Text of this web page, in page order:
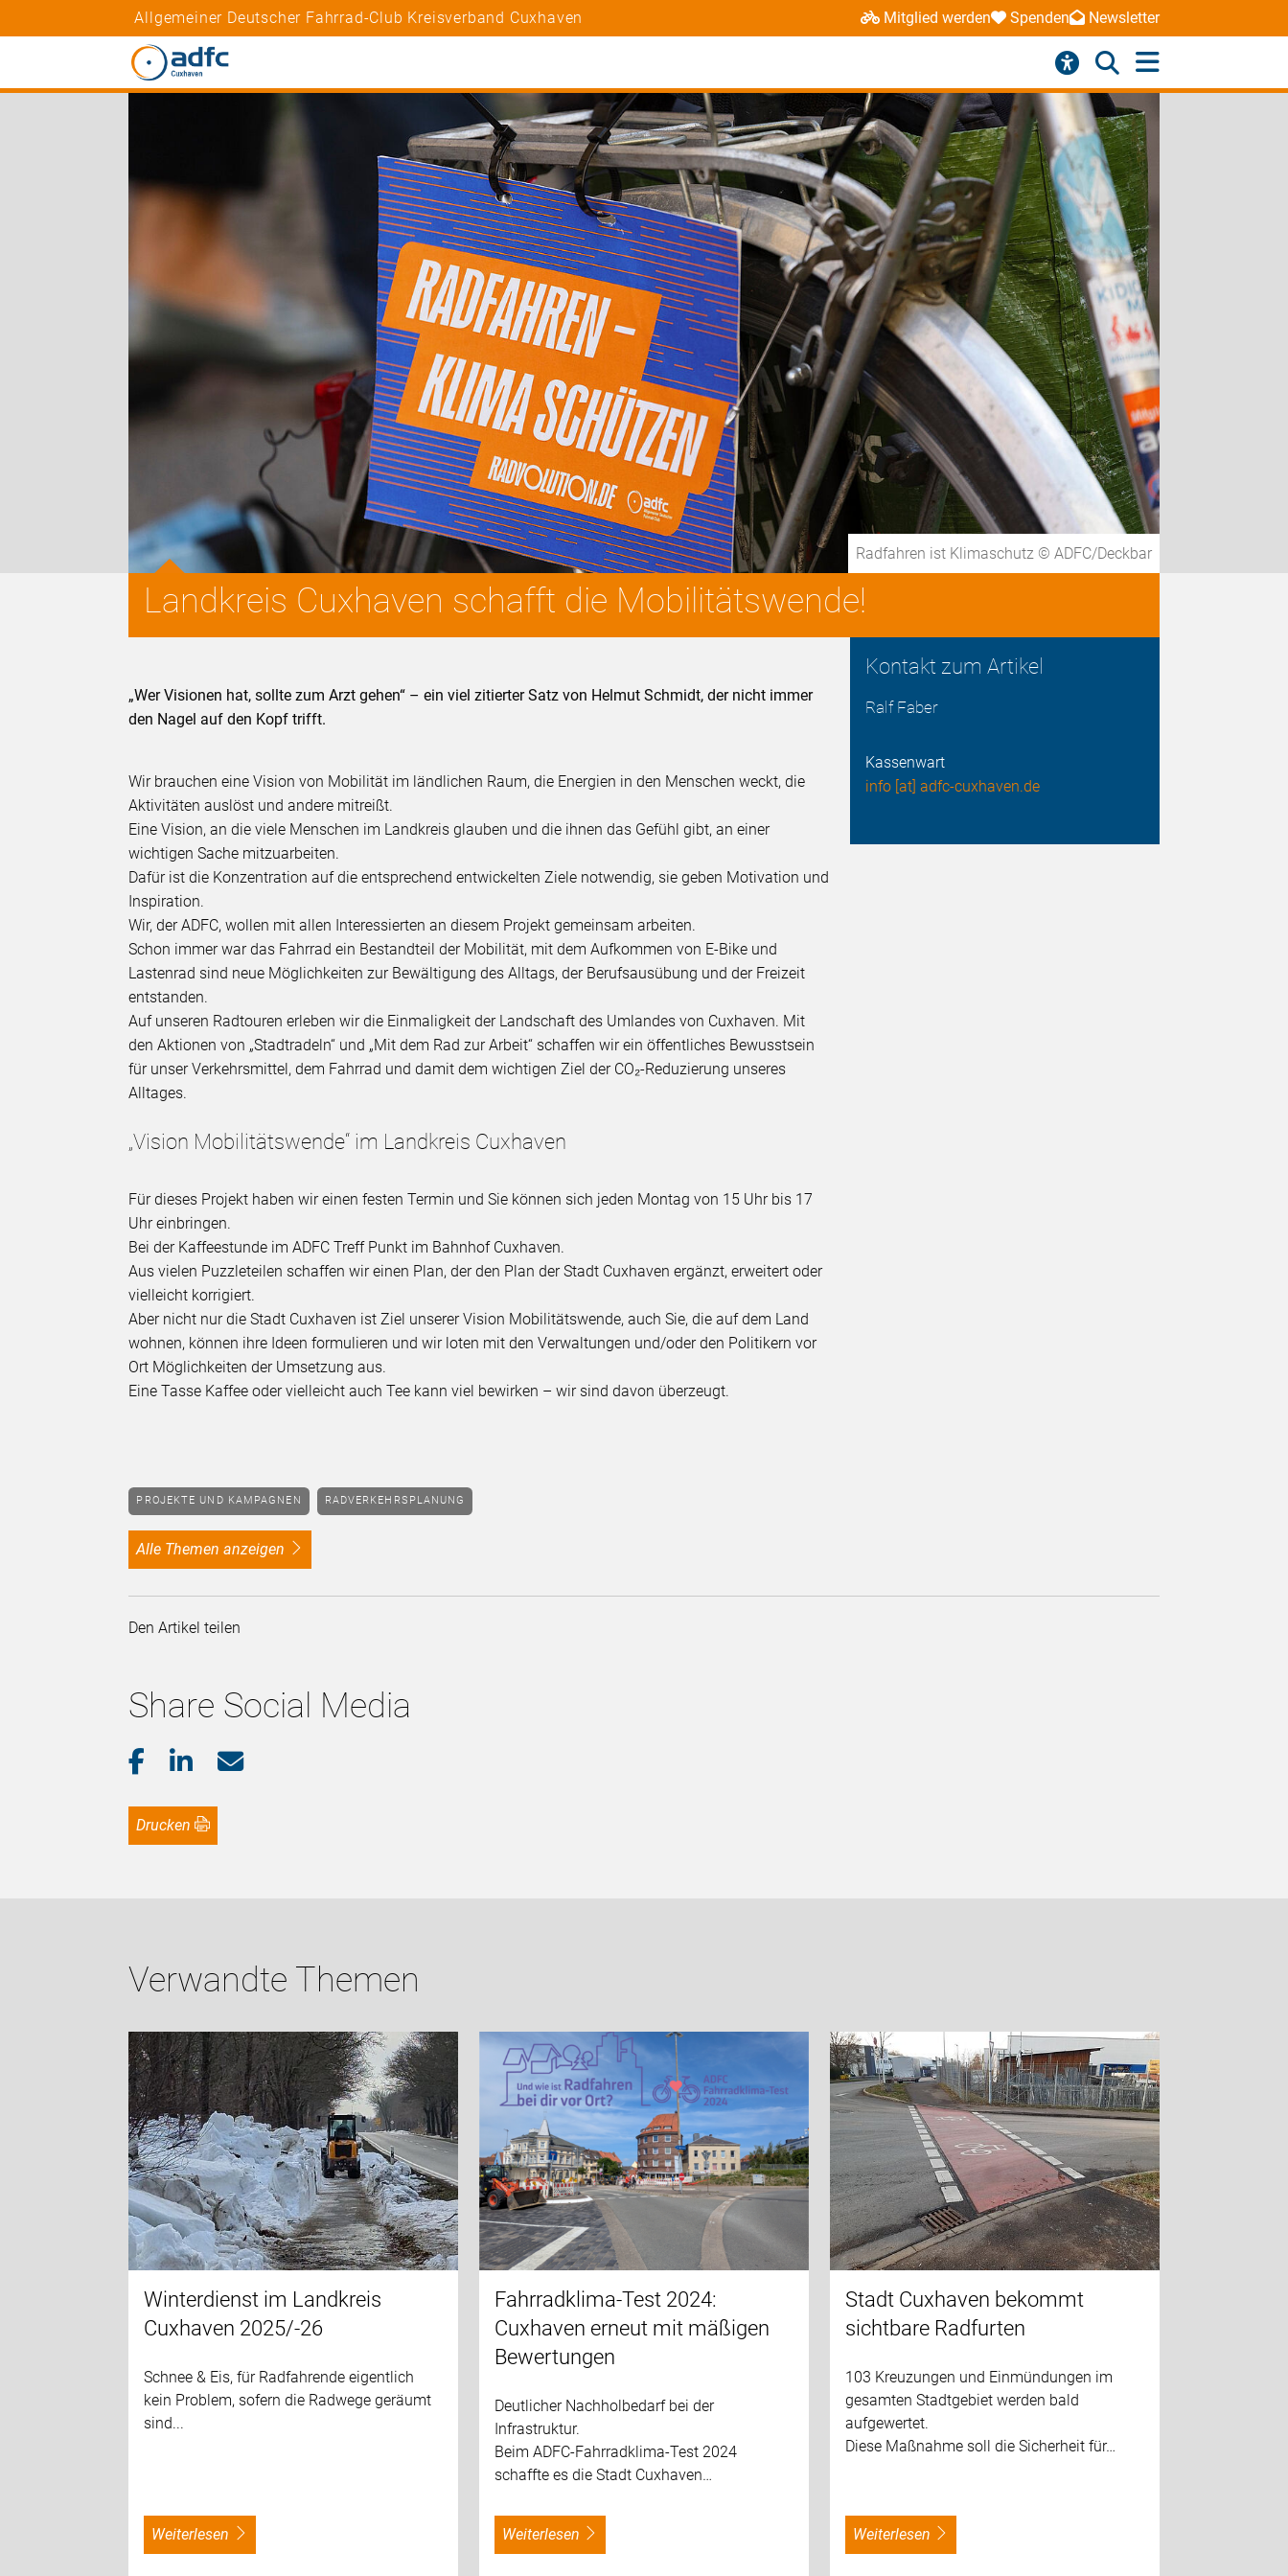
Allgemeiner Deutscher Fahrrad-Club Kreisverband Cuxhaven Mitglied werden Spenden Newsletter
Radfahren ist Klimaschutz © ADFC/Deckbar
Landkreis Cuxhaven schafft die Mobilitätswende!
Kontakt zum Artikel
Ralf Faber
Kassenwart
info [at] adfc-cuxhaven.de
„Wer Visionen hat, sollte zum Arzt gehen“ – ein viel zitierter Satz von Helmut Schmidt, der nicht immer
den Nagel auf den Kopf trifft.
Wir brauchen eine Vision von Mobilität im ländlichen Raum, die Energien in den Menschen weckt, die
Aktivitäten auslöst und andere mitreißt.
Eine Vision, an die viele Menschen im Landkreis glauben und die ihnen das Gefühl gibt, an einer
wichtigen Sache mitzuarbeiten.
Dafür ist die Konzentration auf die entsprechend entwickelten Ziele notwendig, sie geben Motivation und
Inspiration.
Wir, der ADFC, wollen mit allen Interessierten an diesem Projekt gemeinsam arbeiten.
Schon immer war das Fahrrad ein Bestandteil der Mobilität, mit dem Aufkommen von E-Bike und
Lastenrad sind neue Möglichkeiten zur Bewältigung des Alltags, der Berufsausübung und der Freizeit
entstanden.
Auf unseren Radtouren erleben wir die Einmaligkeit der Landschaft des Umlandes von Cuxhaven. Mit
den Aktionen von „Stadtradeln“ und „Mit dem Rad zur Arbeit“ schaffen wir ein öffentliches Bewusstsein
für unser Verkehrsmittel, dem Fahrrad und damit dem wichtigen Ziel der CO₂-Reduzierung unseres
Alltages.
„Vision Mobilitätswende“ im Landkreis Cuxhaven
Für dieses Projekt haben wir einen festen Termin und Sie können sich jeden Montag von 15 Uhr bis 17
Uhr einbringen.
Bei der Kaffeestunde im ADFC Treff Punkt im Bahnhof Cuxhaven.
Aus vielen Puzzleteilen schaffen wir einen Plan, der den Plan der Stadt Cuxhaven ergänzt, erweitert oder
vielleicht korrigiert.
Aber nicht nur die Stadt Cuxhaven ist Ziel unserer Vision Mobilitätswende, auch Sie, die auf dem Land
wohnen, können ihre Ideen formulieren und wir loten mit den Verwaltungen und/oder den Politikern vor
Ort Möglichkeiten der Umsetzung aus.
Eine Tasse Kaffee oder vielleicht auch Tee kann viel bewirken – wir sind davon überzeugt.
PROJEKTE UND KAMPAGNEN RADVERKEHRSPLANUNG
alle Themen anzeigen
Den Artikel teilen
Share Social Media
Drucken
Verwandte Themen
Winterdienst im Landkreis
Cuxhaven 2025/-26
Schnee & Eis, für Radfahrende eigentlich
kein Problem, sofern die Radwege geräumt
sind...
weiterlesen
Fahrradklima-Test 2024:
Cuxhaven erneut mit mäßigen
Bewertungen
Deutlicher Nachholbedarf bei der
Infrastruktur.
Beim ADFC-Fahrradklima-Test 2024
schaffte es die Stadt Cuxhaven…
weiterlesen
Stadt Cuxhaven bekommt
sichtbare Radfurten
103 Kreuzungen und Einmündungen im
gesamten Stadtgebiet werden bald
aufgewertet.
Diese Maßnahme soll die Sicherheit für…
weiterlesen